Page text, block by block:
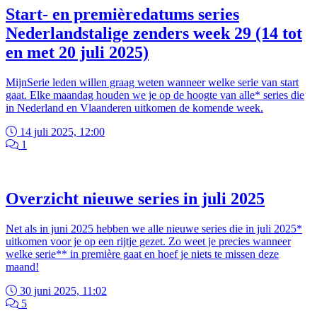
Start- en premièredatums series
Nederlandstalige zenders week 29 (14 tot
en met 20 juli 2025)
MijnSerie leden willen graag weten wanneer welke serie van start
gaat. Elke maandag houden we je op de hoogte van alle* series die
in Nederland en Vlaanderen uitkomen de komende week.
14 juli 2025, 12:00
1
Overzicht nieuwe series in juli 2025
Net als in juni 2025 hebben we alle nieuwe series die in juli 2025*
uitkomen voor je op een rijtje gezet. Zo weet je precies wanneer
welke serie** in première gaat en hoef je niets te missen deze
maand!
30 juni 2025, 11:02
5